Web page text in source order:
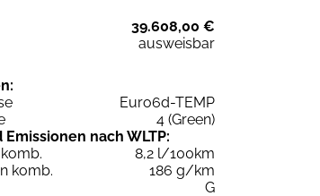
39.608,00 €
ausweisbar
Euro6d-TEMP
4 (Green)
nach WLTP:
8,2 l/100km
komb.
186 g/km
G